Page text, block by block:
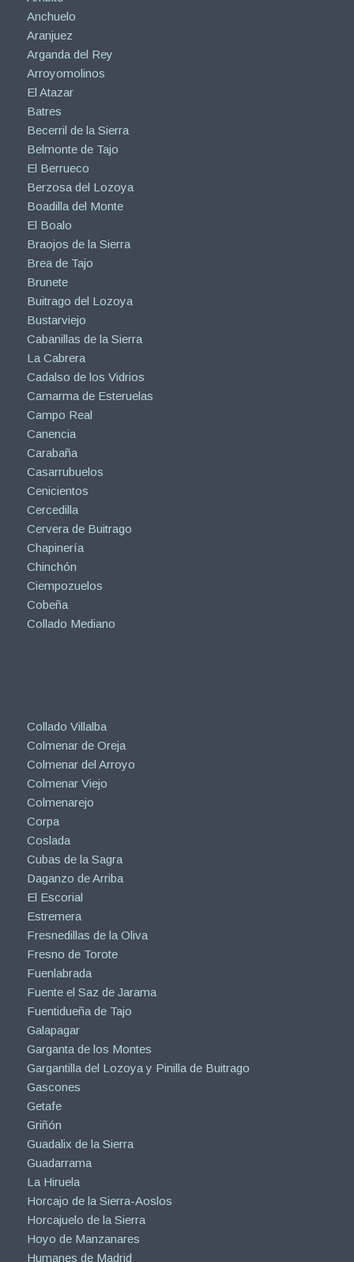
Anchuelo
Aranjuez
Arganda del Rey
Arroyomolinos
El Atazar
Batres
Becerril de la Sierra
Belmonte de Tajo
El Berrueco
Berzosa del Lozoya
Boadilla del Monte
El Boalo
Braojos de la Sierra
Brea de Tajo
Brunete
Buitrago del Lozoya
Bustarviejo
Cabanillas de la Sierra
La Cabrera
Cadalso de los Vidrios
Camarma de Esteruelas
Campo Real
Canencia
Carabaña
Casarrubuelos
Cenicientos
Cercedilla
Cervera de Buitrago
Chapinería
Chinchón
Ciempozuelos
Cobeña
Collado Mediano
Collado Villalba
Colmenar de Oreja
Colmenar del Arroyo
Colmenar Viejo
Colmenarejo
Corpa
Coslada
Cubas de la Sagra
Daganzo de Arriba
El Escorial
Estremera
Fresnedillas de la Oliva
Fresno de Torote
Fuenlabrada
Fuente el Saz de Jarama
Fuentidueña de Tajo
Galapagar
Garganta de los Montes
Gargantilla del Lozoya y Pinilla de Buitrago
Gascones
Getafe
Griñón
Guadalix de la Sierra
Guadarrama
La Hiruela
Horcajo de la Sierra-Aoslos
Horcajuelo de la Sierra
Hoyo de Manzanares
Humanes de Madrid